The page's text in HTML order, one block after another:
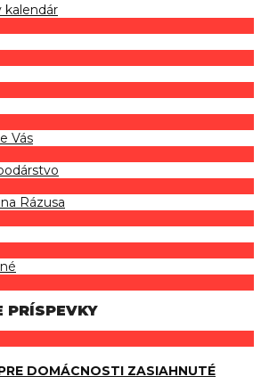
kalendár
Vás
Rázusa
PRÍSPEVKY
DOMÁCNOSTI ZASIAHNUTÉ